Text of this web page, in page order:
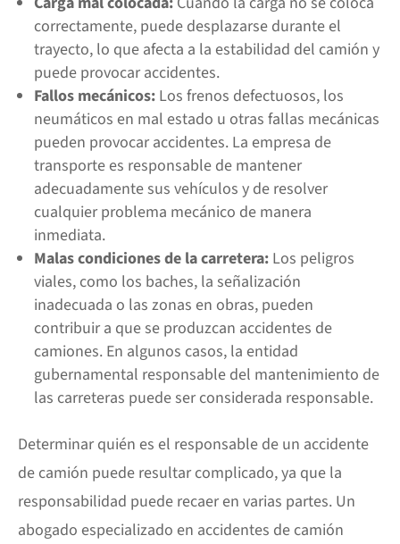
correctamente, puede desplazarse durante el
trayecto, lo que afecta a la estabilidad del camión y
puede provocar accidentes.
Fallos mecánicos: Los frenos defectuosos, los
neumáticos en mal estado u otras fallas mecánicas
pueden provocar accidentes. La empresa de
transporte es responsable de mantener
adecuadamente sus vehículos y de resolver
cualquier problema mecánico de manera
inmediata.
Malas condiciones de la carretera: Los peligros
viales, como los baches, la señalización
inadecuada o las zonas en obras, pueden
contribuir a que se produzcan accidentes de
camiones. En algunos casos, la entidad
gubernamental responsable del mantenimiento de
las carreteras puede ser considerada responsable.
Determinar quién es el responsable de un accidente
de camión puede resultar complicado, ya que la
responsabilidad puede recaer en varias partes. Un
abogado especializado en accidentes de camión